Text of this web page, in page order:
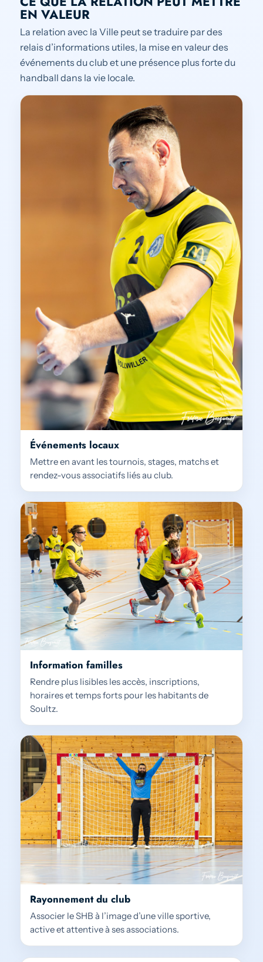
EN VALEUR
La relation avec la Ville peut se traduire par des
relais d’informations utiles, la mise en valeur des
événements du club et une présence plus forte du
handball dans la vie locale.
Événements locaux
Mettre en avant les tournois, stages, matchs et
rendez-vous associatifs liés au club.
Information familles
Rendre plus lisibles les accès, inscriptions,
horaires et temps forts pour les habitants de
Soultz.
Rayonnement du club
Associer le SHB à l’image d’une ville sportive,
active et attentive à ses associations.